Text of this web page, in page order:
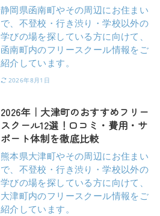
静岡県函南町やその周辺にお住まい
で、不登校・行き渋り・学校以外の
学びの場を探している方に向けて、
函南町内のフリースクール情報をご
紹介しています。
2026年8月1日
2026年｜大津町のおすすめフリー
スクール12選！口コミ・費用・サ
ポート体制を徹底比較
熊本県大津町やその周辺にお住まい
で、不登校・行き渋り・学校以外の
学びの場を探している方に向けて、
大津町内のフリースクール情報をご
紹介しています。